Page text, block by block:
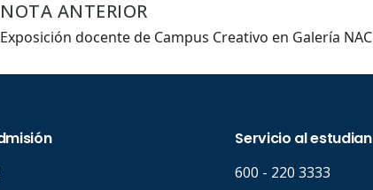
NOTA ANTERIOR
Exposición docente de Campus Creativo en Galería NAC